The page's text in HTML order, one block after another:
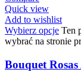
Quick view
Add to wishlist
Wybierz opcje Ten
wybrać na stronie
Bouquet